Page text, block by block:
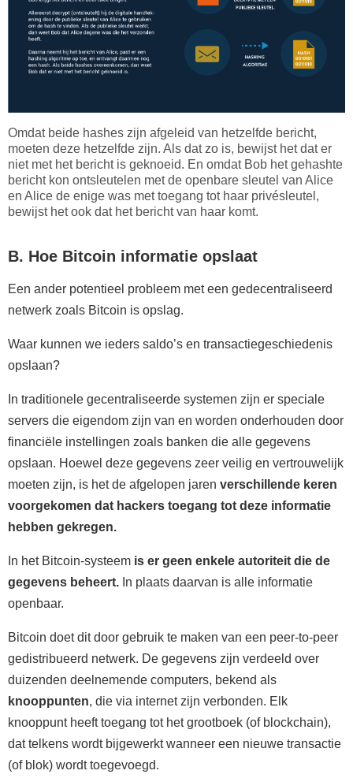
Omdat beide hashes zijn afgeleid van hetzelfde bericht,
moeten deze hetzelfde zijn. Als dat zo is, bewijst het dat er
niet met het bericht is geknoeid. En omdat Bob het gehashte
bericht kon ontsleutelen met de openbare sleutel van Alice
en Alice de enige was met toegang tot haar privésleutel,
bewijst het ook dat het bericht van haar komt.
B. Hoe Bitcoin informatie opslaat
Een ander potentieel probleem met een gedecentraliseerd
netwerk zoals Bitcoin is opslag.
Waar kunnen we ieders saldo’s en transactiegeschiedenis
opslaan?
In traditionele gecentraliseerde systemen zijn er speciale
servers die eigendom zijn van en worden onderhouden door
financiële instellingen zoals banken die alle gegevens
opslaan. Hoewel deze gegevens zeer veilig en vertrouwelijk
moeten zijn, is het de afgelopen jaren verschillende keren
voorgekomen dat hackers toegang tot deze informatie
hebben gekregen.
In het Bitcoin-systeem is er geen enkele autoriteit die de
gegevens beheert. In plaats daarvan is alle informatie
openbaar.
Bitcoin doet dit door gebruik te maken van een peer-to-peer
gedistribueerd netwerk. De gegevens zijn verdeeld over
duizenden deelnemende computers, bekend als
knooppunten, die via internet zijn verbonden. Elk
knooppunt heeft toegang tot het grootboek (of blockchain),
dat telkens wordt bijgewerkt wanneer een nieuwe transactie
(of blok) wordt toegevoegd.